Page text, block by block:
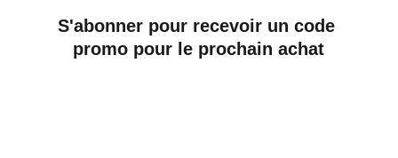
S'abonner pour recevoir un code
promo pour le prochain achat